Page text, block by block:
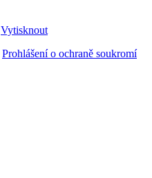
Vytisknout
Prohlášení o ochraně soukromí